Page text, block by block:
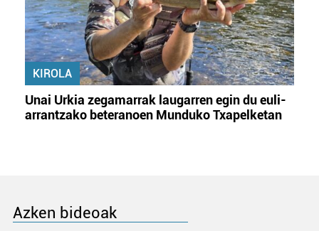
KIROLA
Unai Urkia zegamarrak laugarren egin du euli-
arrantzako beteranoen Munduko Txapelketan
Azken bideoak